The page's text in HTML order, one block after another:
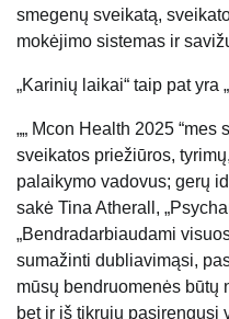
smegenų sveikatą,
mokėjimo sistemas ir
„Karinių laikai“ taip pat yra
„„ Mcon Health 2025
sveikatos priežiūros,
palaikymo vadovus; gerų
sakė Tina Atherall,
„Bendradarbiaudami
sumažinti dubliavimąsi,
mūsų bendruomenės būtų
bet ir iš tikrųjų pasirengusi